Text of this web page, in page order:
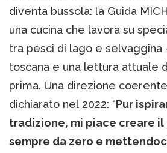
diventa bussola: la Guida
una cucina che lavora su
tra pesci di lago e selvaggina
toscana e una lettura attuale
prima. Una direzione
dichiarato nel 2022: “Pur
tradizione, mi piace creare
sempre da zero e